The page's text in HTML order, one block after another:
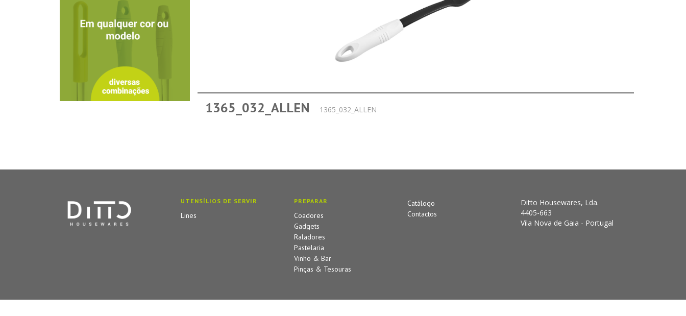
1365_032_ALLEN 1365_032_ALLEN
UTENSÍLIOS DE SERVIR
Lines
PREPARAR
Coadores
Gadgets
Raladores
Pastelaria
Vinho & Bar
Pinças & Tesouras
Catálogo
Contactos
Ditto Housewares, Lda.
4405-663
Vila Nova de Gaia - Portugal